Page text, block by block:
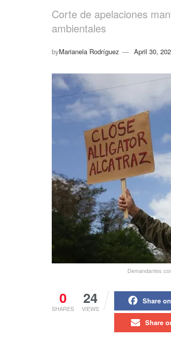
Corte de apelaciones
ambientales
byMarianela Rodríguez April 30,
Demandantes
0
SHARES
24
VIEWS
Share
Share